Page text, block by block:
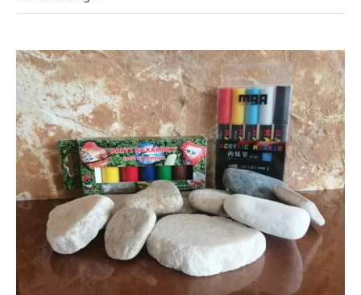
Oblutci, gromada i granulat
Kameni proizvodi
Kameni blokovi
Creative Floor
Terazzo
NARUDŽBE PO MJERI
O NAMA
NOVI PROIZVODI
SHOWROOM
BLOG
KONTAKTI